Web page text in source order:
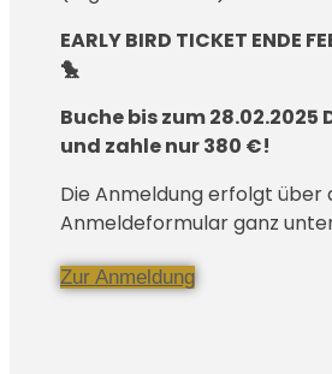
EARLY BIRD TICKET ENDE
🐤
Buche bis zum 28.02.2025
und zahle nur 380 €!
Die Anmeldung erfolgt über
Anmeldeformular ganz
Zur Anmeldung